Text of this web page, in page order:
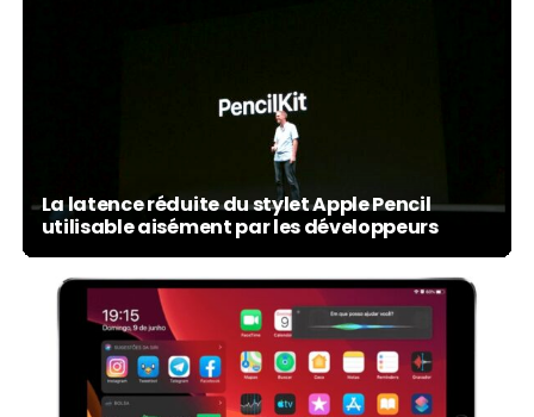
La latence réduite du stylet Apple Pencil
utilisable aisément par les développeurs